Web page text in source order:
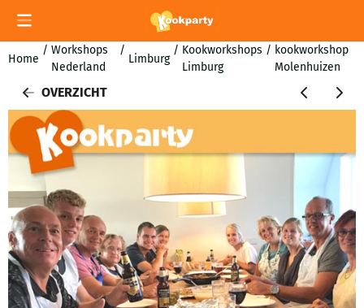
Cookievoorkeuren zijn momenteel gesloten.
Home
/ Workshops
Nederland
/
Limburg
/ Kookworkshops
Limburg
/ kookworkshop
Molenhuizen
OVERZICHT